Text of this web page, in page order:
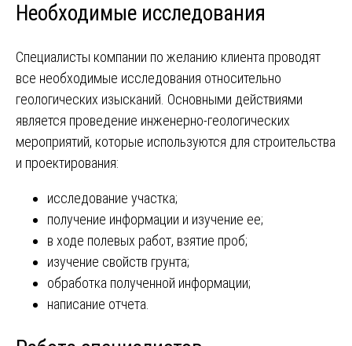
Необходимые исследования
Специалисты компании по желанию клиента проводят
все необходимые исследования относительно
геологических изысканий. Основными действиями
является проведение инженерно-геологических
мероприятий, которые используются для строительства
и проектирования:
исследование участка;
получение информации и изучение ее;
в ходе полевых работ, взятие проб;
изучение свойств грунта;
обработка полученной информации;
написание отчета.